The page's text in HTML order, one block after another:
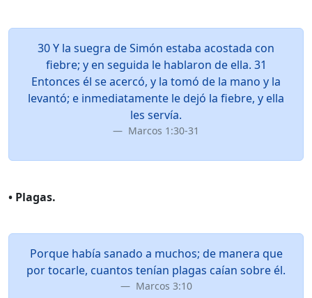
30 Y la suegra de Simón estaba acostada con
fiebre; y en seguida le hablaron de ella. 31
Entonces él se acercó, y la tomó de la mano y la
levantó; e inmediatamente le dejó la fiebre, y ella
les servía.
Marcos 1:30-31
• Plagas.
Porque había sanado a muchos; de manera que
por tocarle, cuantos tenían plagas caían sobre él.
Marcos 3:10